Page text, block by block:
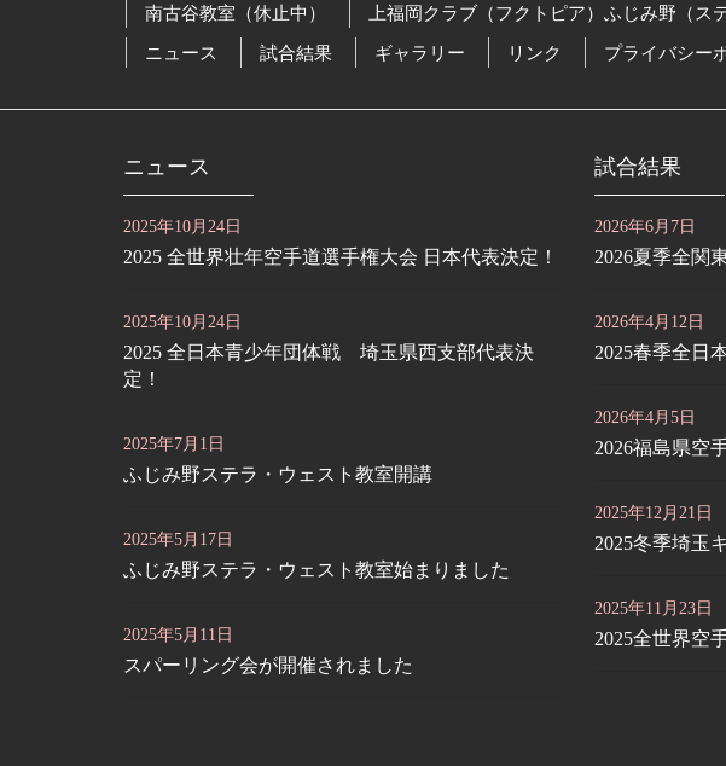
南古谷教室（休止中）
上福岡クラブ（フクトピア）ふじみ野（ス
ニュース
試合結果 ギャラリー リンク プライバシー
ニュース
2025年10月24日
2025 全世界壮年空手道選手権大会 日本代表決定！
2025年10月24日
2025 全日本青少年団体戦 埼玉県西支部代表決
定！
2025年7月1日
ふじみ野ステラ・ウェスト教室開講
2025年5月17日
ふじみ野ステラ・ウェスト教室始まりました
2025年5月11日
スパーリング会が開催されました
試合結果
2026年6月7日
2026夏季全関
2026年4月12日
2025春季全日
2026年4月5日
2026福島県空
2025年12月21日
2025冬季埼玉
2025年11月23日
2025全世界空